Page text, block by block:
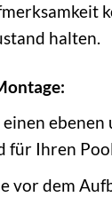
halten.
einen ebenen
für Ihren
vor dem